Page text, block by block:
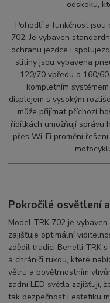
odskoku,
Pohodlí a funkčnost jsou
702. Je vybaven
ochranu jezdce i
slitiny jsou vybavena
120/70 vpředu a 160/
kompletním
displejem s vysokým
může přijímat příchozí
řídítkách umožňují správu
přes Wi-Fi promění
Pokročilé osvětlení
Model TRK 702 je
zajišťuje optimální
zdědil tradici Benelli TRK
a chrániči rukou, které
větru a povětrnostním
zadní LED světla zajišťují,
tak bezpečnost i estetiku